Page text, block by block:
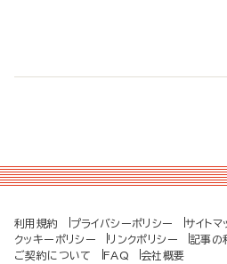
利用規約 プライバシーポリシー サイトマ
クッキーポリシー
リンクポリシー 記事の
ご契約について
FAQ 会社概要